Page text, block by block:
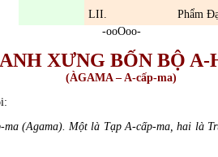
LII.
Phẩm
-ooOoo-
XƯNG BỐN BỘ A-
(ÀGAMA – A-cấp-ma)
(Agama). Một là Tạp A-cấp-ma, hai là